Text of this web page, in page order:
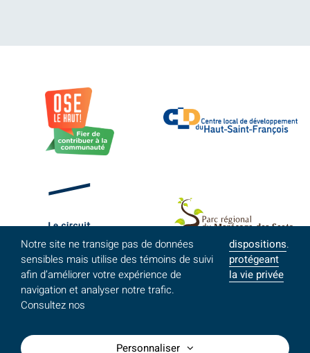
Notre site ne transige pas de données
sensibles mais utilise des témoins de suivi
afin d’améliorer votre expérience de
navigation et analyser notre trafic.
Consultez nos
dispositions
protégeant
la vie privée
.
Personnaliser